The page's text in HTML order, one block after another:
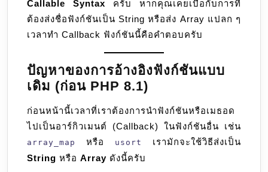
ฟังก์ชัน
แบบ
โม
Callable Syntax ครับ หากคุณเคยเบื่อกับการที่
ต้องส่งชื่อฟังก์ชันเป็น String หรือส่ง Array แปลก ๆ
เวลาทำ Callback ฟังก์ชันนี้คือคำตอบครับ
ปัญหาของการอ้างอิงฟังก์ชันแบบ
เดิม (ก่อน PHP 8.1)
ก่อนหน้านี้เวลาที่เราต้องการนำฟังก์ชันหรือเมธอด
ไปเป็นอาร์กิวเมนต์ (Callback) ในฟังก์ชันอื่น เช่น
array_map หรือ usort
เรามักจะใช้วิธีส่งเป็น
String หรือ Array ดังนี้ครับ